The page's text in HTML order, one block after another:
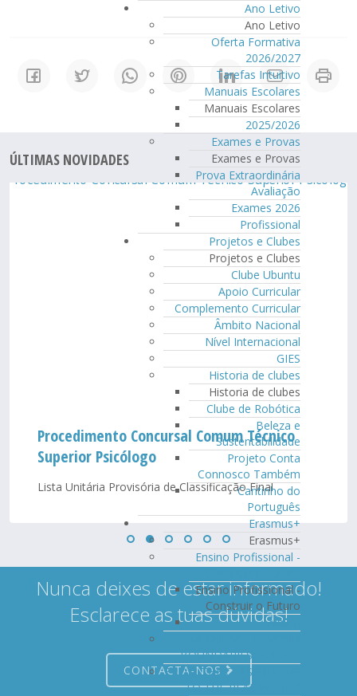
Ano Letivo
Ano Letivo
Oferta Formativa
2026/2027
Tarefas Intuitivo
Manuais Escolares
Manuais Escolares
2025/2026
Exames e Provas
Exames e Provas
Prova Extraordinária
Avaliação
Exames 2026
Profissional
Projetos e Clubes
Projetos e Clubes
Clube Ubuntu
Apoio Curricular
Complemento Curricular
Âmbito Nacional
Nível Internacional
GIES
Historia de clubes
Historia de clubes
Clube de Robótica
Beleza e
Sustentabilidade
Projeto Conta
Connosco Também
Cantinho do
Português
Erasmus+
Erasmus+
Ensino Profissional -
Ensino Profissional -
Construir o Futuro
Álbum
BOUNDARIES: PEOPLE
FROM THE CLASSROOMS
TO THE REAL WORLD
ÚLTIMAS NOVIDADES
Procedimento Concursal Comum Técnico
Superior Psicólogo
Lista Unitária Provisória de Classificação Final
Nunca deixes de estar informado!
Esclarece as tuas dúvidas!
CONTACTA-NOS